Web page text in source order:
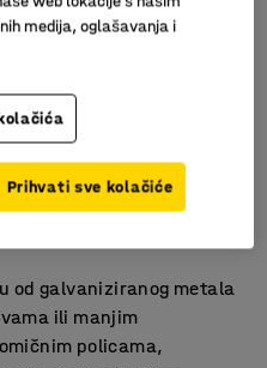
od galvaniziranog metala
ili manjim
policama,
medija, oglašavanja i
Prihvati sve kolačiće